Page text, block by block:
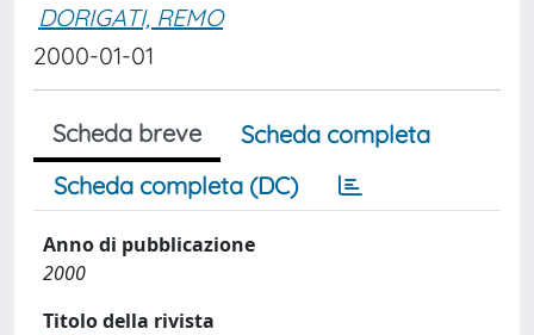
DORIGATI, REMO
2000-01-01
Scheda breve
Scheda completa
Scheda completa (DC)
Anno di pubblicazione
2000
Titolo della rivista